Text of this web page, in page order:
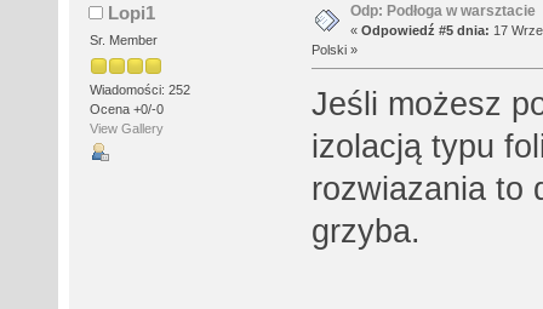
Lopi1
Sr. Member
Wiadomości: 252
Ocena +0/-0
View Gallery
Odp: Podłoga w warsztacie
« Odpowiedź #5 dnia: 17
Polski »
Jeśli możesz
izolacją typu
rozwiazania to
grzyba.